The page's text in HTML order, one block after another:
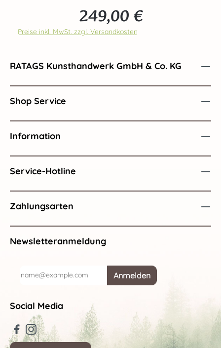
den naturbelassenen Bäumen aus Birkensperrholz. Auch
ein Vogelhaus und eine Hundehütte fehlen in diesem
Lichterbogen nicht. 2 lustige Molli-Figuren beaufsichtigen
2 Hunde, eine schwarze Katze mit weißen Pfoten und 2
Lichterkette sind alle Fenster hell erleuchtet und tauchen
den gesamten Lichterbogen in ein stimmungsvolles Licht.
Germany - 100% original Erzgebirge
Regulärer Preis:
249,00 €
Preise inkl. MwSt. zzgl. Versandkosten
RATAGS Kunsthandwerk GmbH & Co. KG
Shop Service
Information
Service-Hotline
Zahlungsarten
Newsletteranmeldung
Anmelden
Social Media